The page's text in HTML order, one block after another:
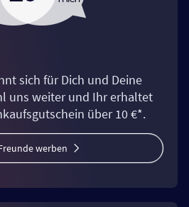
sich für Dich und Deine
uns weiter und Ihr erhaltet
über 10 €*.
werben